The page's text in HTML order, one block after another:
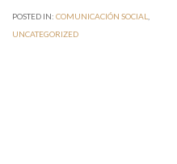
POSTED IN: COMUNICACIÓN SOCIAL
UNCATEGORIZED